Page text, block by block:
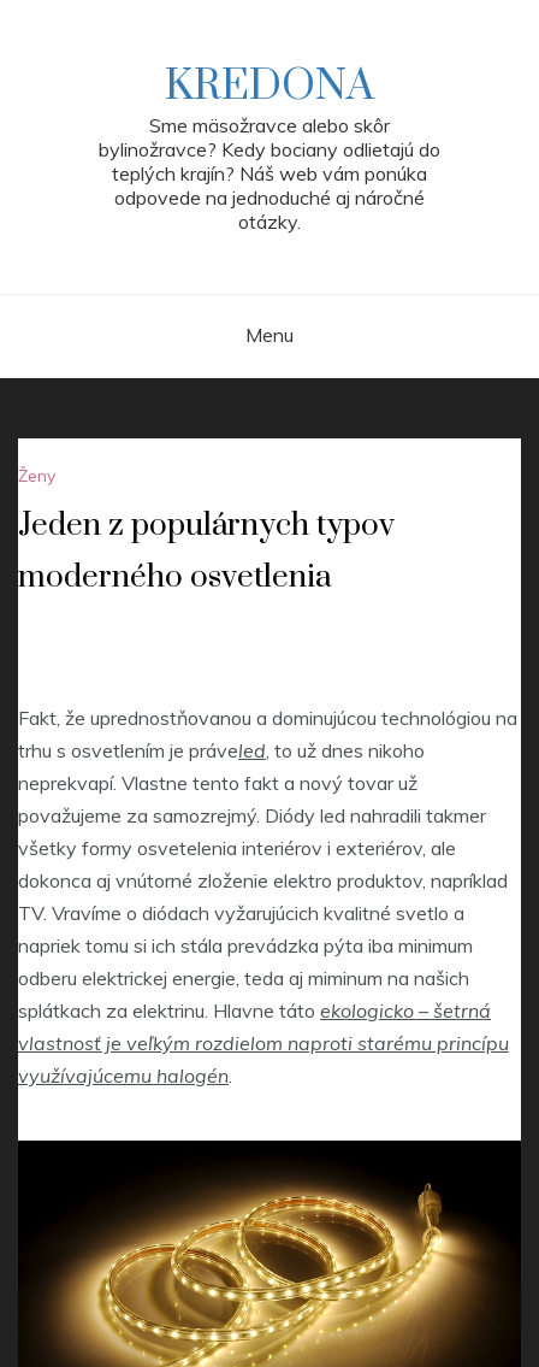
KREDONA
Sme mäsožravce alebo skôr
bylinožravce? Kedy bociany odlietajú do
teplých krajín? Náš web vám ponúka
odpovede na jednoduché aj náročné
otázky.
Menu
Ženy
Jeden z populárnych typov
moderného osvetlenia
Fakt, že uprednostňovanou a dominujúcou technológiou na
trhu s osvetlením je práveled, to už dnes nikoho
neprekvapí. Vlastne tento fakt a nový tovar už
považujeme za samozrejmý. Diódy led nahradili takmer
všetky formy osvetelenia interiérov i exteriérov, ale
dokonca aj vnútorné zloženie elektro produktov, napríklad
TV. Vravíme o diódach vyžarujúcich kvalitné svetlo a
napriek tomu si ich stála prevádzka pýta iba minimum
odberu elektrickej energie, teda aj miminum na našich
splátkach za elektrinu. Hlavne táto ekologicko – šetrná
vlastnosť je veľkým rozdielom naproti starému princípu
využívajúcemu halogén.